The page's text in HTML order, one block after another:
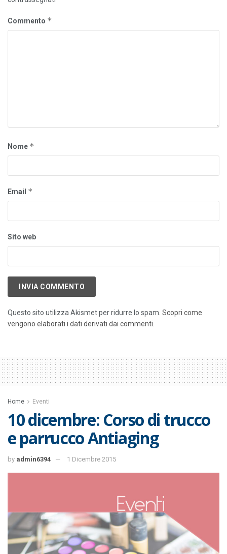
Commento *
Nome *
Email *
Sito web
Questo sito utilizza Akismet per ridurre lo spam. Scopri come
vengono elaborati i dati derivati dai commenti.
Home Eventi
10 dicembre: Corso di trucco
e parrucco Antiaging
by admin6394 1 Dicembre 2015